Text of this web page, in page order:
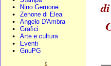
Nino Gernone
Zenone di Elea
Angelo D'Ambra
Grafici
Arte e cultura
Eventi
GnuPG